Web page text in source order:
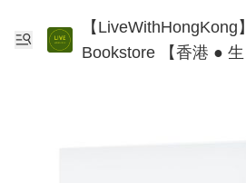
【LiveWithHongKong】
Bookstore 【香港 ● 生